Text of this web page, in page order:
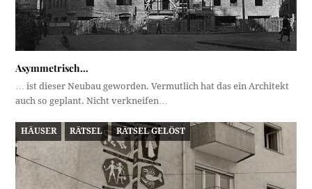
Asymmetrisch…
… ist dieser Neubau geworden. Vermutlich hat das ein Architekt
auch so geplant. Nicht verkneifen…
HÄUSER RÄTSEL RÄTSEL GELÖST